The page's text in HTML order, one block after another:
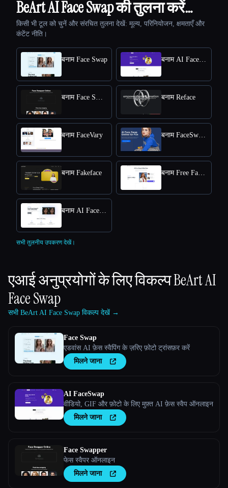
BeArt AI Face Swap की तुलना करें…
किसी भी टूल को चुनें और संरचित तुलना देखें: मूल्य, परिनियोजन, क्षमताएँ और
कंटेंट नीति।
बनाम Face Swap बनाम AI FaceSwap
बनाम Face Swapper बनाम Reface
बनाम FaceVary बनाम FaceSwapper
बनाम Fakeface बनाम Free Face Swap
बनाम AI Face Swap App
सभी तुलनीय उपकरण देखें।
एआई अनुप्रयोगों के लिए विकल्पBeArt AI
Face Swap
सभी BeArt AI Face Swap विकल्प देखें →
Face Swap
एडवांस AI फ़ेस स्वैपिंग के ज़रिए फ़ोटो ट्रांसफ़र करें
मिलने जाना
AI FaceSwap
वीडियो, GIF और फ़ोटो के लिए मुफ़्त AI फ़ेस स्वैप ऑनलाइन
मिलने जाना
Face Swapper
फेस स्वैपर ऑनलाइन
मिलने जाना